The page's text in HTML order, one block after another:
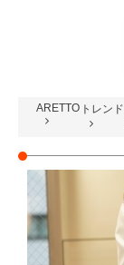
ARETTO トレンド